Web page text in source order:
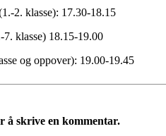
2. klasse): 17.30-18.15
7. klasse) 18.15-19.00
og oppover): 19.00-19.45
å skrive en kommentar.